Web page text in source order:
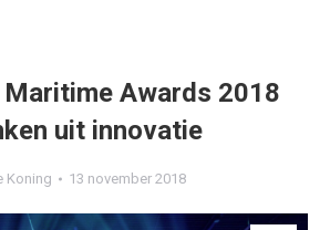
Awards 2018
uit innovatie
Koning 13 november 2018